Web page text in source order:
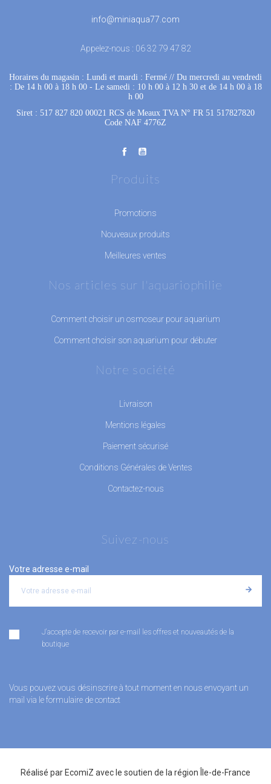
info@miniaqua77.com
Appelez-nous : 06 32 79 47 82
Horaires du magasin : Lundi et mardi : Fermé // Du mercredi au vendredi
: De 14 h 00 à 18 h 00 - Le samedi : 10 h 00 à 12 h 30 et de 14 h 00 à 18
h 00
Siret : 517 827 820 00021 RCS de Meaux TVA N° FR 51 517827820
Code NAF 4776Z
Produits
Promotions
Nouveaux produits
Meilleures ventes
Nos articles sur l'aquariophilie
Comment choisir un osmoseur pour aquarium
Comment choisir son aquarium pour débuter
Notre société
Livraison
Mentions légales
Paiement sécurisé
Conditions Générales de Ventes
Contactez-nous
Suivez-nous
Votre adresse e-mail
J'accepte de recevoir par e-mail les offres et nouveautés de la
boutique
Vous pouvez vous désinscrire à tout moment en nous envoyant un
mail via le formulaire de contact
Réalisé par EcomiZ avec le soutien de la région Île-de-France